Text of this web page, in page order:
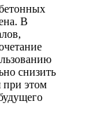
В
снизить
при этом